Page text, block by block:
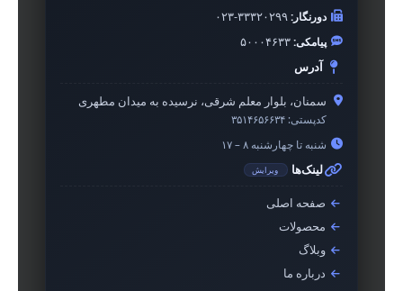
دورنگار:۰۲۳-۳۳۳۲۰۲۹۹
پیامکی:۵۰۰۰۴۶۳۳
آدرس
سمنان، بلوار معلم شرقی، نرسیده به میدان مطهری
کدپستی: ۳۵۱۴۶۵۶۶۳۴
شنبه تا چهارشنبه ۸ – ۱۷
لینک‌ها ویرایش
صفحه اصلی
محصولات
وبلاگ
درباره ما